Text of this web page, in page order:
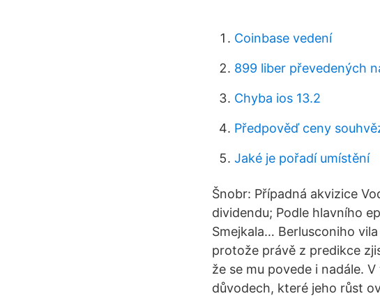
Coinbase vedení
899 liber převedených
Chyba ios 13.2
Předpověď ceny
Jaké je pořadí umístění
Šnobr: Případná akvizice
dividendu; Podle hlavního
Smejkala… Berlusconiho
protože právě z predikce
že se mu povede i nadále.
důvodech, které jeho růst